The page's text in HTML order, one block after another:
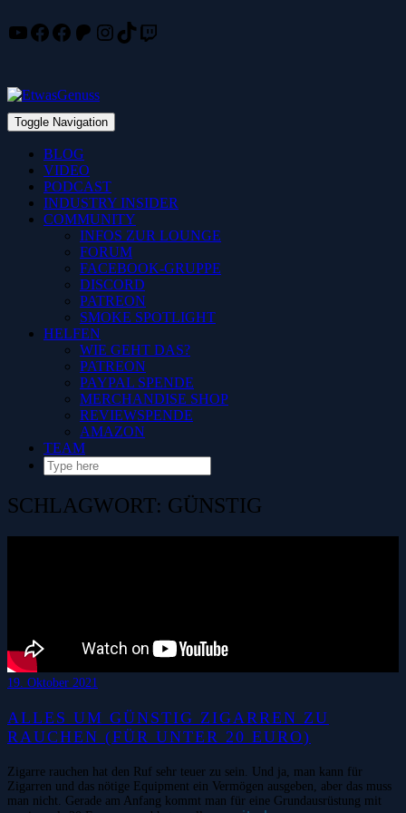
Skip
YouTube
Facebook
Facebook
Patreon
Instagram
TikTok
Twitch
Toggle Navigation
BLOG
VIDEO
PODCAST
INDUSTRY INSIDER
COMMUNITY
INFOS ZUR LOUNGE
FORUM
FACEBOOK-GRUPPE
DISCORD
PATREON
SMOKE SPOTLIGHT
HELFEN
WIE GEHT DAS?
PATREON
PAYPAL SPENDE
MERCHANDISE SHOP
REVIEWSPENDE
AMAZON
TEAM
SCHLAGWORT: GÜNSTIG
19. Oktober 2021
ALLES UM GÜNSTIG ZIGARREN ZU
RAUCHEN (FÜR UNTER 20 EURO)
Zigarre rauchen hat den Ruf sehr teuer zu sein. Und ja, man kann für
Zigarren und das nötige Equipment ein Vermögen ausgeben, aber das muss
man nicht. Gerade am Anfang kommt man für eine Grundausrüstung mit